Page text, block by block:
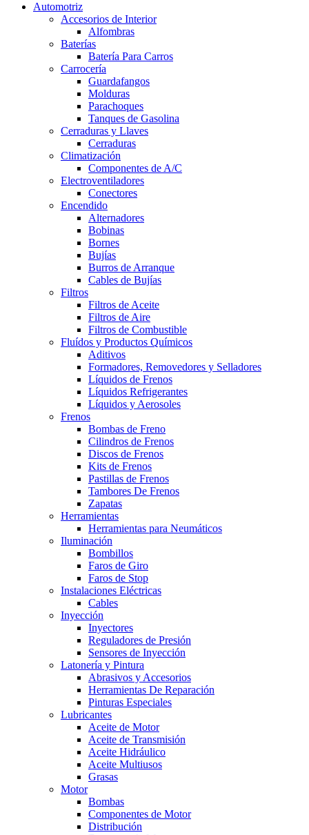
Automotriz
Accesorios de Interior
Alfombras
Baterías
Batería Para Carros
Carrocería
Guardafangos
Molduras
Parachoques
Tanques de Gasolina
Cerraduras y Llaves
Cerraduras
Climatización
Componentes de A/C
Electroventiladores
Conectores
Encendido
Alternadores
Bobinas
Bornes
Bujías
Burros de Arranque
Cables de Bujías
Filtros
Filtros de Aceite
Filtros de Aire
Filtros de Combustible
Fluídos y Productos Químicos
Aditivos
Formadores, Removedores y Selladores
Líquidos de Frenos
Líquidos Refrigerantes
Líquidos y Aerosoles
Frenos
Bombas de Freno
Cilindros de Frenos
Discos de Frenos
Kits de Frenos
Pastillas de Frenos
Tambores De Frenos
Zapatas
Herramientas
Herramientas para Neumáticos
Iluminación
Bombillos
Faros de Giro
Faros de Stop
Instalaciones Eléctricas
Cables
Inyección
Inyectores
Reguladores de Presión
Sensores de Inyección
Latonería y Pintura
Abrasivos y Accesorios
Herramientas De Reparación
Pinturas Especiales
Lubricantes
Aceite de Motor
Aceite de Transmisión
Aceite Hidráulico
Aceite Multiusos
Grasas
Motor
Bombas
Componentes de Motor
Distribución